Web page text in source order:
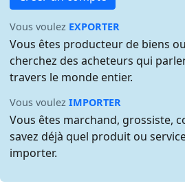
Vous voulez EXPORTER
Vous êtes producteur de biens
cherchez des acheteurs qui
travers le monde entier.
Vous voulezIMPORTER
Vous êtes marchand, grossiste,
savez déjà quel produit ou
importer.